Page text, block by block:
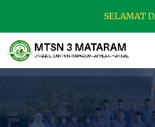
SELAMAT